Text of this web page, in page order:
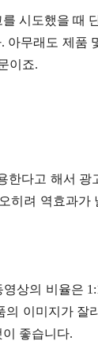
시도했을 때
아무래도 제품
이죠.
한다고 해서
히려 역효과
상의 비율은
이미지가 잘
좋습니다.